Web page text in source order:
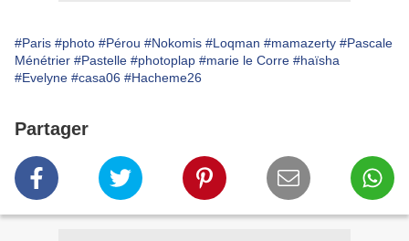
#Paris #photo #Pérou #Nokomis #Loqman #mamazerty #Pascale
Ménétrier #Pastelle #photoplap #marie le Corre #haïsha
#Evelyne #casa06 #Hacheme26
Partager